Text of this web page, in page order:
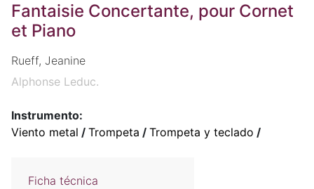
Fantaisie Concertante, pour Cornet
et Piano
Rueff, Jeanine
Alphonse Leduc.
Instrumento:
Viento metal / Trompeta / Trompeta y teclado /
Ficha técnica